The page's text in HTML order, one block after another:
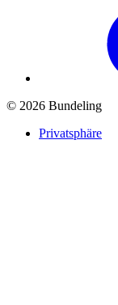
© 2026 Bundeling
Privatsphäre